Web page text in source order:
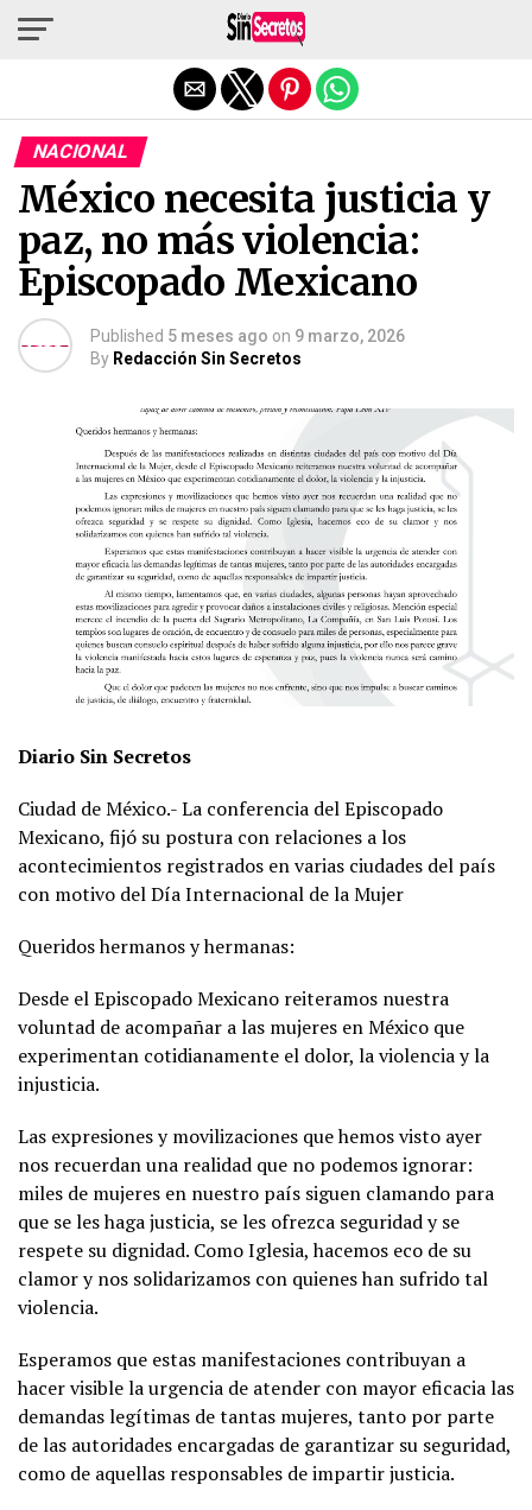
NACIONAL
México necesita justicia y
paz, no más violencia:
Episcopado Mexicano
Published 5 meses ago on 9 marzo, 2026
By Redacción Sin Secretos
Diario Sin Secretos
Ciudad de México.- La conferencia del Episcopado
Mexicano, fijó su postura con relaciones a los
acontecimientos registrados en varias ciudades del país
con motivo del Día Internacional de la Mujer
Queridos hermanos y hermanas:
Desde el Episcopado Mexicano reiteramos nuestra
voluntad de acompañar a las mujeres en México que
experimentan cotidianamente el dolor, la violencia y la
injusticia.
Las expresiones y movilizaciones que hemos visto ayer
nos recuerdan una realidad que no podemos ignorar:
miles de mujeres en nuestro país siguen clamando para
que se les haga justicia, se les ofrezca seguridad y se
respete su dignidad. Como Iglesia, hacemos eco de su
clamor y nos solidarizamos con quienes han sufrido tal
violencia.
Esperamos que estas manifestaciones contribuyan a
hacer visible la urgencia de atender con mayor eficacia las
demandas legítimas de tantas mujeres, tanto por parte
de las autoridades encargadas de garantizar su seguridad,
como de aquellas responsables de impartir justicia.
Salir de la versión móvil